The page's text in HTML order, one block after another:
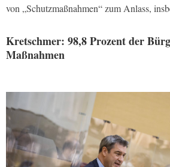
von „Schutzmaßnahmen“ zum Anlass,
Kretschmer: 98,8 Prozent der
Maßnahmen